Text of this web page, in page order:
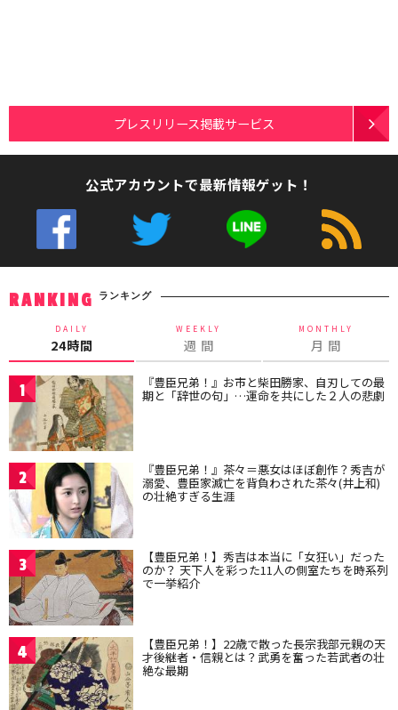
プレスリリース掲載サービス
公式アカウントで最新情報ゲット！
RANKING ランキング
DAILY
24時間
WEEKLY
週 間
MONTHLY
月 間
1 『豊臣兄弟！』お市と柴田勝家、自刃しての最
期と「辞世の句」…運命を共にした２人の悲劇
2 『豊臣兄弟！』茶々＝悪女はほぼ創作？秀吉が
溺愛、豊臣家滅亡を背負わされた茶々(井上和)
の壮絶すぎる生涯
3 【豊臣兄弟！】秀吉は本当に「女狂い」だった
のか？ 天下人を彩った11人の側室たちを時系列
で一挙紹介
4 【豊臣兄弟！】22歳で散った長宗我部元親の天
才後継者・信親とは？武勇を奮った若武者の壮
絶な最期